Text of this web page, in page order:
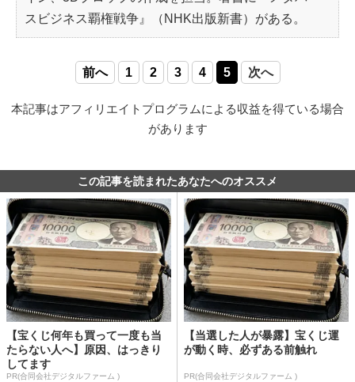
スビジネス覇権戦争』（NHK出版新書）がある。
前へ 1 2 3 4 5 次へ
本記事はアフィリエイトプログラムによる収益を得ている場合
があります
この記事を読まれたあなたへのオススメ
【宝くじ何年も買って一度も当
たらない人へ】原因、はっきり
してます
PR(合同会社デジタルファーム )
【当選した人が暴露】宝くじ運
が動く時、必ずある前触れ
PR(合同会社デジタルファーム )